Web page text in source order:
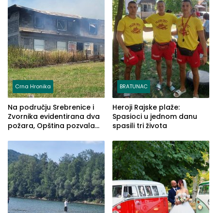
Crna Hronika
Na području Srebrenice i
Zvornika evidentirana dva
požara, Opština pozvala
BRATUNAC
Heroji Rajske plaže:
Spasioci u jednom danu
spasili tri života